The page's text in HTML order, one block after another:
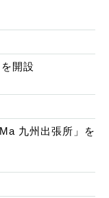
開設
九州出張所」を